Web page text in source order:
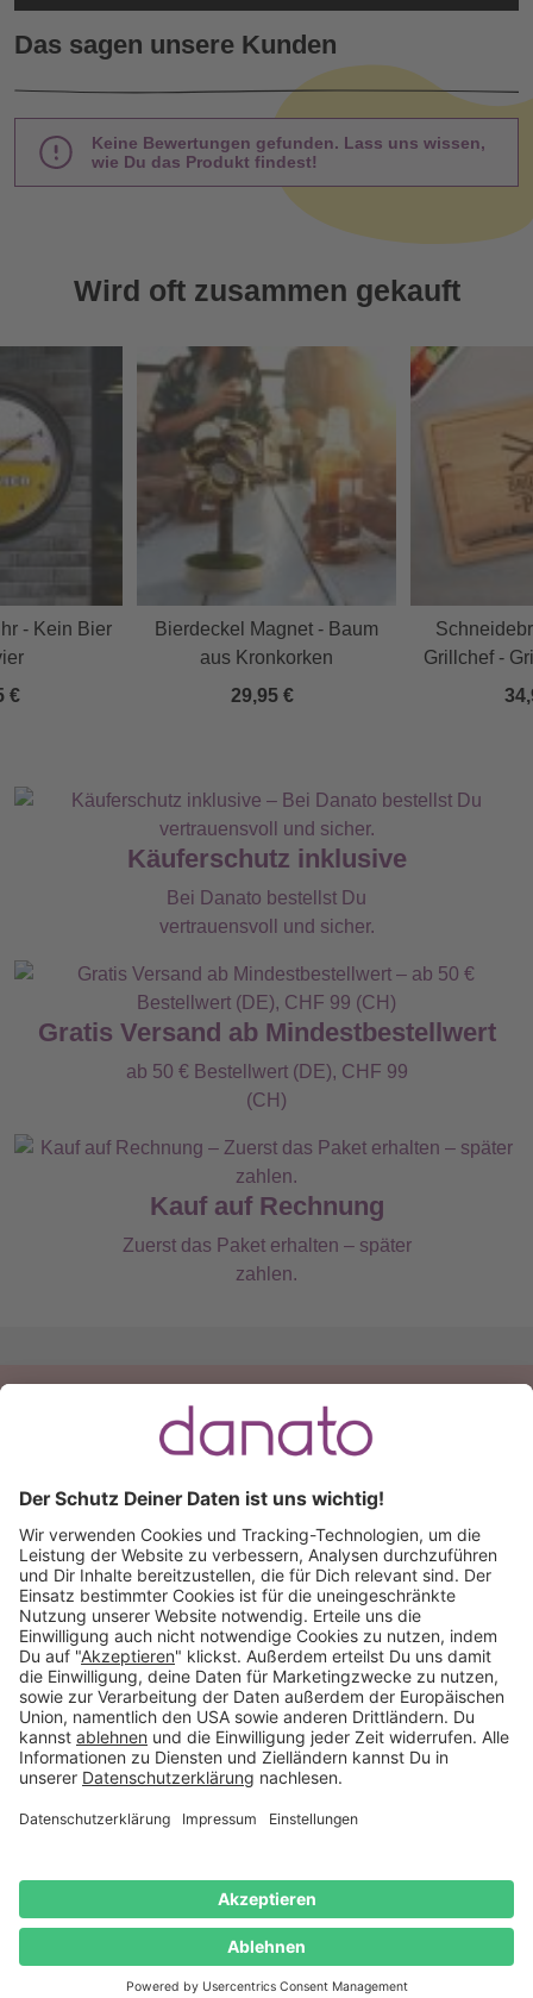
Das sagen unsere Kunden
Keine Bewertungen gefunden. Lass uns wissen,
wie Du das Produkt findest!
Wird oft zusammen gekauft
- Kein Bier
€
Bierdeckel Magnet - Baum
aus Kronkorken
29,95 €
Grillchef -
Käuferschutz inklusive
Bei Danato bestellst Du
vertrauensvoll und sicher.
Gratis Versand ab Mindestbestellwert
ab 50 € Bestellwert (DE), CHF 99
(CH)
Kauf auf Rechnung
Zuerst das Paket erhalten – später
zahlen.
Du hast eine Frage?
+49 (0) 511 51 56 0300
schreib uns eineE-Mail
Käuferschutz inklusive Kauf auf Rechnung
Mitglied im:
Deutschland
Datenschutz Widerrufsrecht
widerrufen